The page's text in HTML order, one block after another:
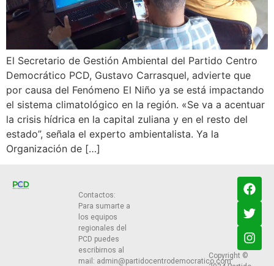
El Secretario de Gestión Ambiental del Partido Centro
Democrático PCD, Gustavo Carrasquel, advierte que
por causa del Fenómeno El Niño ya se está impactando
el sistema climatológico en la región. «Se va a acentuar
la crisis hídrica en la capital zuliana y en el resto del
estado”, señala el experto ambientalista. Ya la
Organización de […]
Contactos:
Para sumarte a
los equipos
regionales del
PCD puedes
escribirnos al
mail: admin@partidocentrodemocratico.com
Copyright ©